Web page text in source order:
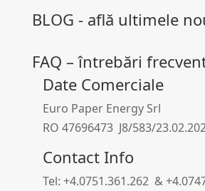
BLOG - află ultimele
FAQ – întrebări
Date Comerciale
Euro Paper Energy Srl
RO 47696473 J8/583/
Contact Info
Tel: +4.0751.361.262 &